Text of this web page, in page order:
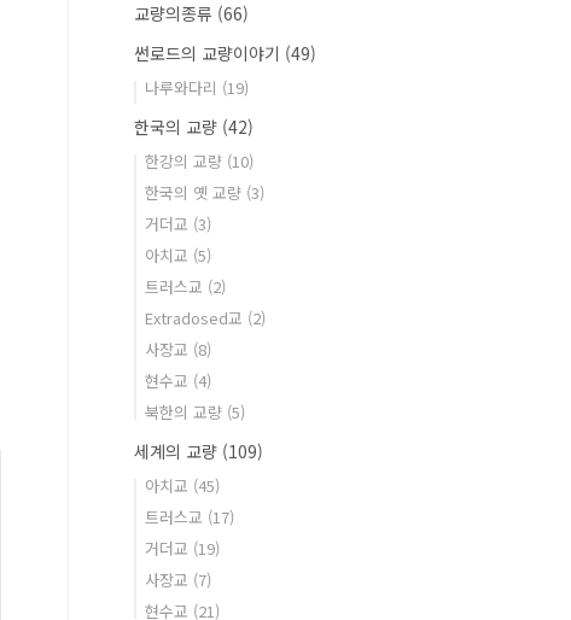
교량의종류 (66)
썬로드의 교량이야기 (49)
나루와다리 (19)
한국의 교량 (42)
한강의 교량 (10)
한국의 옛 교량 (3)
거더교 (3)
아치교 (5)
트러스교 (2)
Extradosed교 (2)
사장교 (8)
현수교 (4)
북한의 교량 (5)
세계의 교량 (109)
아치교 (45)
트러스교 (17)
거더교 (19)
사장교 (7)
현수교 (21)